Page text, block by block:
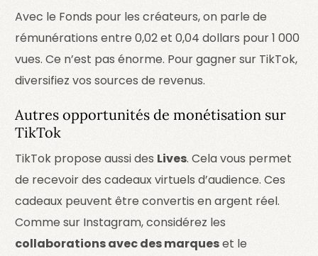
Avec le Fonds pour les créateurs, on parle de
rémunérations entre 0,02 et 0,04 dollars pour 1 000
vues. Ce n’est pas énorme. Pour gagner sur TikTok,
diversifiez vos sources de revenus.
Autres opportunités de monétisation sur
TikTok
TikTok propose aussi des Lives. Cela vous permet
de recevoir des cadeaux virtuels d’audience. Ces
cadeaux peuvent être convertis en argent réel.
Comme sur Instagram, considérez les
collaborations avec des marqueset le